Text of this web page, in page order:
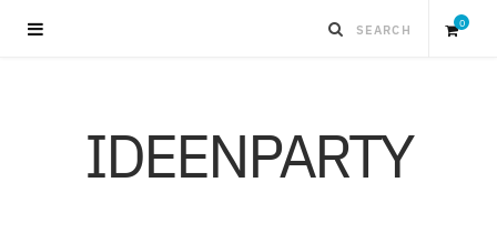
0
IDEENPARTY